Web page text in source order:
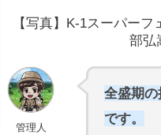
【写真】K-1スーパー
部弘
管理人
全盛期
です。